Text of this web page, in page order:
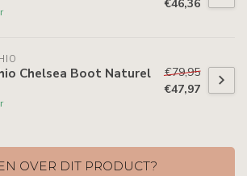
€46,36
Chelsea Boot Naturel
€79,95
€47,97
OVER DIT PRODUCT?